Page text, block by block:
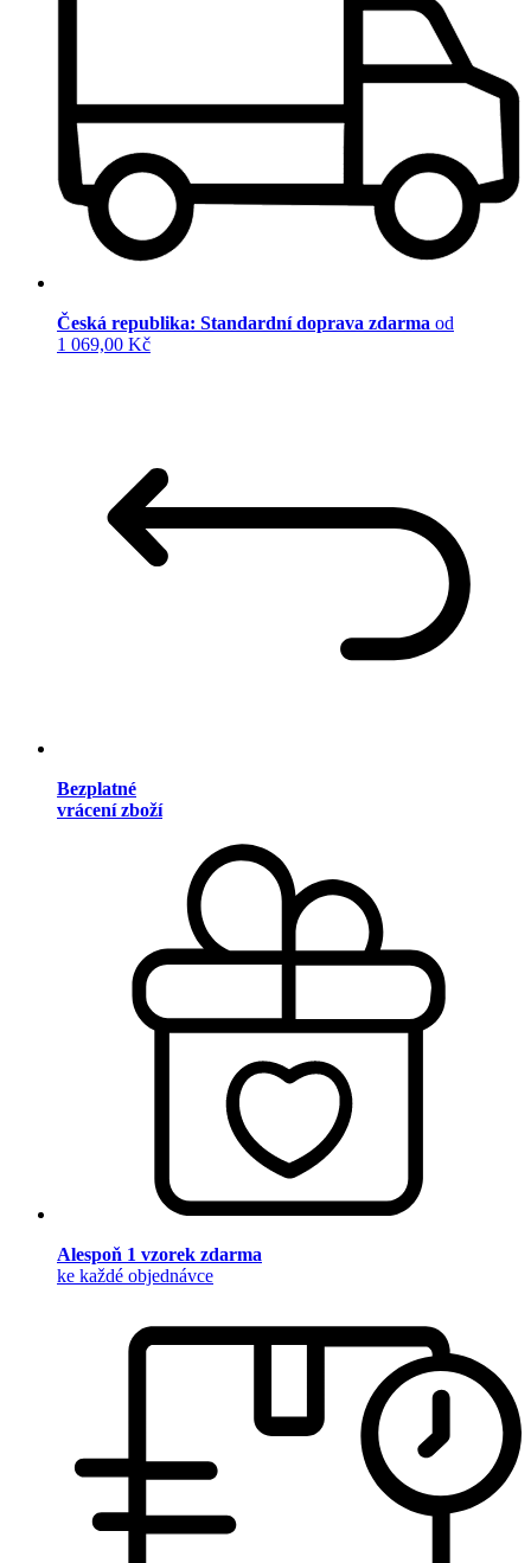
Česká republika: Standardní doprava zdarma od
1 069,00 Kč
Bezplatné
vrácení zboží
Alespoň 1 vzorek zdarma
ke každé objednávce